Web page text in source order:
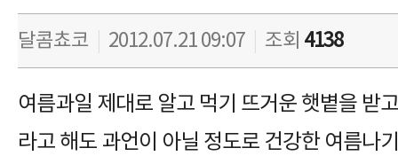
달콤쵸코 2012.07.21 09:07 조회 4138
여름과일 제대로 알고 먹기 뜨거운 햇볕을 받
라고 해도 과언이 아닐 정도로 건강한 여름나